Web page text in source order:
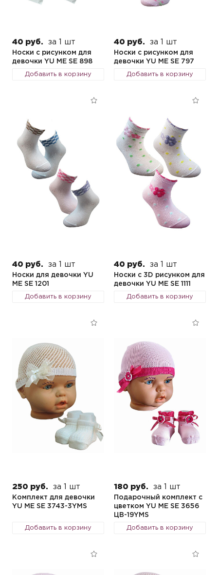
40 руб. за 1 шт
Носки с рисунком для
девочки YU ME SE 898
Добавить в корзину
40 руб. за 1 шт
Носки с рисунком для
девочки YU ME SE 797
Добавить в корзину
40 руб. за 1 шт
Носки для девочки YU
ME SE 1201
Добавить в корзину
40 руб. за 1 шт
Носки с 3D рисунком для
девочки YU ME SE 1111
Добавить в корзину
250 руб. за 1 шт
Комплект для девочки
YU ME SE 3743-3YMS
Добавить в корзину
180 руб. за 1 шт
Подарочный комплект с
цветком YU ME SE 3656
ЦВ-19YMS
Добавить в корзину